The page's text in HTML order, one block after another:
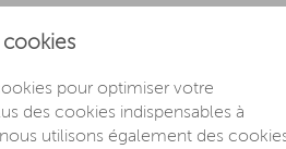
cookies
pour optimiser votre
des cookies indispensables à
utilisons également des